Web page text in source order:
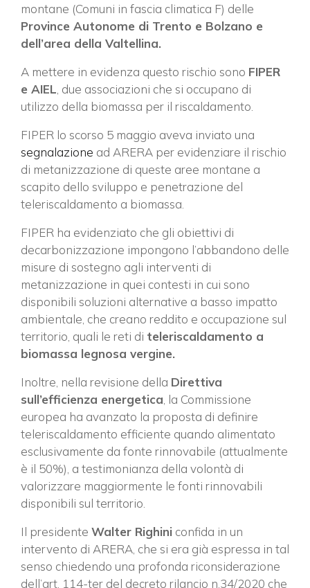
montane (Comuni in fascia climatica F) delle
Province Autonome di Trento e Bolzano e
dell’area della Valtellina.
A mettere in evidenza questo rischio sono FIPER
e AIEL, due associazioni che si occupano di
utilizzo della biomassa per il riscaldamento.
FIPER lo scorso 5 maggio aveva inviato una
segnalazione ad ARERA per evidenziare il rischio
di metanizzazione di queste aree montane a
scapito dello sviluppo e penetrazione del
teleriscaldamento a biomassa.
FIPER ha evidenziato che gli obiettivi di
decarbonizzazione impongono l’abbandono delle
misure di sostegno agli interventi di
metanizzazione in quei contesti in cui sono
disponibili soluzioni alternative a basso impatto
ambientale, che creano reddito e occupazione sul
territorio, quali le reti di teleriscaldamento a
biomassa legnosa vergine.
Inoltre, nella revisione della Direttiva
sull’efficienza energetica, la Commissione
europea ha avanzato la proposta di definire
teleriscaldamento efficiente quando alimentato
esclusivamente da fonte rinnovabile (attualmente
è il 50%), a testimonianza della volontà di
valorizzare maggiormente le fonti rinnovabili
disponibili sul territorio.
Il presidente Walter Righini confida in un
intervento di ARERA, che si era già espressa in tal
senso chiedendo una profonda riconsiderazione
dell’art. 114-ter del decreto rilancio n.34/2020 che